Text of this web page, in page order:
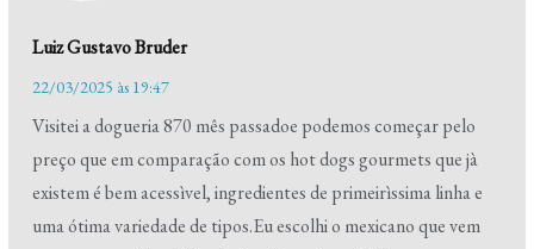
Luiz Gustavo Bruder
22/03/2025 às 19:47
Visitei a dogueria 870 mês passadoe podemos começar pelo
preço que em comparação com os hot dogs gourmets que jà
existem é bem acessìvel, ingredientes de primeirìssima linha e
uma ótima variedade de tipos.Eu escolhi o mexicano que vem